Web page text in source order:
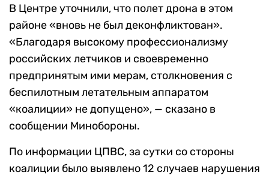
В Центре уточнили, что полет дрона в этом
районе «вновь не был деконфликтован».
«Благодаря высокому профессионализму
российских летчиков и своевременно
предпринятым ими мерам, столкновения с
беспилотным летательным аппаратом
«коалиции» не допущено», — сказано в
сообщении Минобороны.
По информации ЦПВС, за сутки со стороны
коалиции было выявлено 12 случаев нарушения